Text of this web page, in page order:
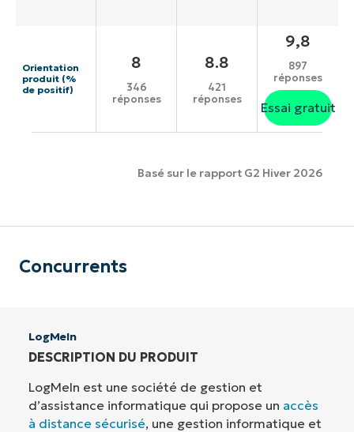
Orientation
produit (%
de positif)
8
346
réponses
8.8
421
réponses
9,8
897
réponses
Essai gratuit
Basé sur le rapport G2 Hiver 2026
Concurrents
LogMeIn
DESCRIPTION DU PRODUIT
LogMeIn est une société de gestion et
d’assistance informatique qui propose un accès
à distance sécurisé, une gestion informatique et